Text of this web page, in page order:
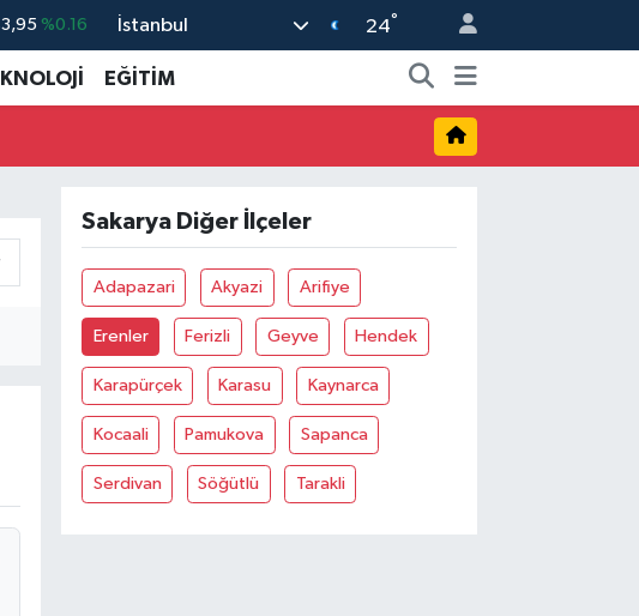
%0.16
%0.06
%0.02
İstanbul 24°
EĞİTİM
Sakarya Diğer İlçeler
Adapazari Akyazi Arifiye
Erenler Ferizli Geyve Hendek
Karapürçek Karasu Kaynarca
Kocaali Pamukova Sapanca
Serdivan Söğütlü Tarakli